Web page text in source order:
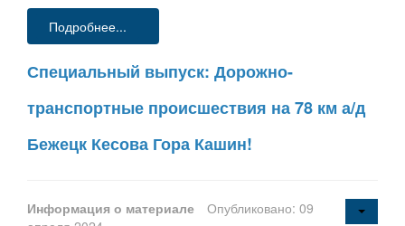
Подробнее...
Специальный выпуск: Дорожно-
транспортные происшествия на 78 км а/д
Бежецк Кесова Гора Кашин!
Информация о материале
Опубликовано: 09